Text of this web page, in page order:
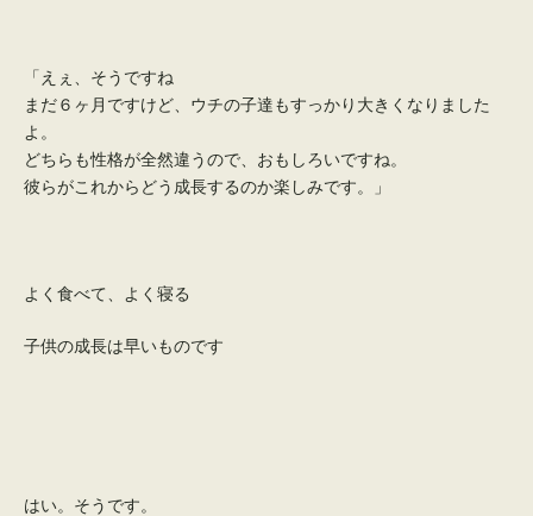
「えぇ、そうですね
まだ６ヶ月ですけど、ウチの子達もすっかり大きくなりました
よ。
どちらも性格が全然違うので、おもしろいですね。
彼らがこれからどう成長するのか楽しみです。」
よく食べて、よく寝る
子供の成長は早いものです
はい。そうです。